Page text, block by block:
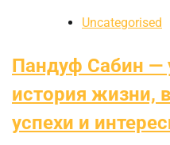
Uncategorised
Пандуф Сабин —
история жизни,
успехи и